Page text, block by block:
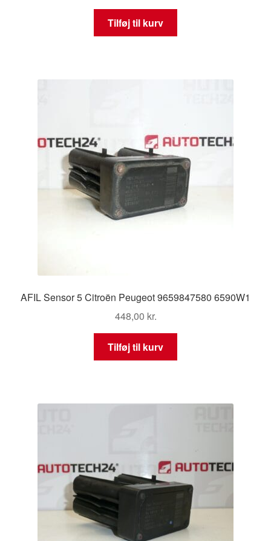
Tilføj til kurv
AFIL Sensor 5 Citroën Peugeot 9659847580 6590W1
448,00 kr.
Tilføj til kurv